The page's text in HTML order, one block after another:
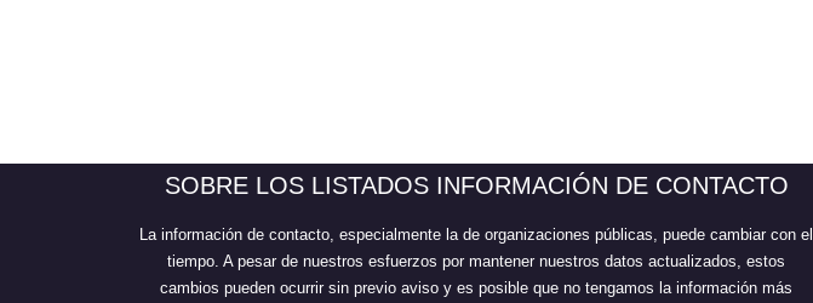
SOBRE LOS LISTADOS INFORMACIÓN DE CONTACTO
La información de contacto, especialmente la de organizaciones públicas, puede cambiar con el
tiempo. A pesar de nuestros esfuerzos por mantener nuestros datos actualizados, estos
cambios pueden ocurrir sin previo aviso y es posible que no tengamos la información más